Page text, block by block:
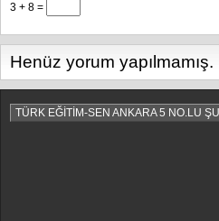
3 + 8 =
Henüz yorum yapılmamış.
TÜRK EĞİTİM-SEN ANKARA 5 NO.LU